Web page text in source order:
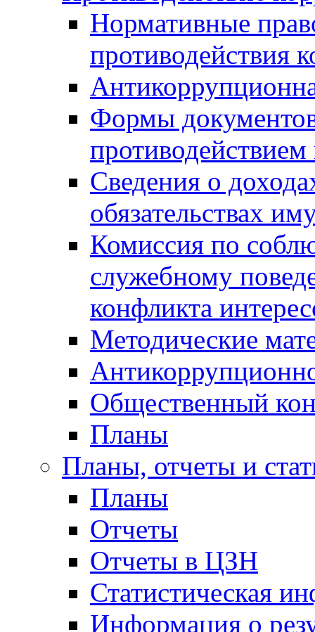
Нормативные
противодействия
Формы
Сведения о
обязательствах
Комиссия по
служебному
конфликта
Методические
Общественный
Планы
Планы, отчеты и
Планы
Отчеты
Отчеты в ЦЗН
Статистическая
Информация о